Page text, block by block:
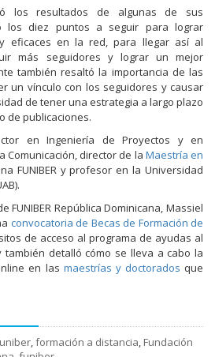
los resultados de algunas de sus
los diez puntos a seguir para lograr
eficaces en la red, para llegar así al
más seguidores y lograr un mejor
también resaltó la importancia de las
un vínculo con los seguidores y causar
de tener una estrategia a largo plazo
de publicaciones.
en Ingeniería de Proyectos y en
Comunicación, director de la Maestría en
FUNIBER y profesor en la Universidad
FUNIBER República Dominicana, Massiel
convocatoria de Becas de Formación de
de acceso al programa de ayudas al
también detalló cómo se lleva a cabo la
en las maestrías y doctorados que
formación a distancia Fundación